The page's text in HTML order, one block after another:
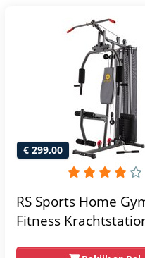
€ 299,00
RS Sports Home
Fitness